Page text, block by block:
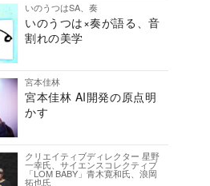
いのうつはSA、奏
いのうつは×奏が語る、音
割れの美学
宮本佳林
宮本佳林 AI開発の原点明
かす
クリエイティブディレクター 星野
一幸氏、サイエンスコレクティブ
「LOM BABY」青木寛和氏、浪岡
拓也氏